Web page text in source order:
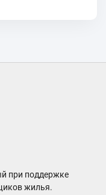
при поддержке
жилья.